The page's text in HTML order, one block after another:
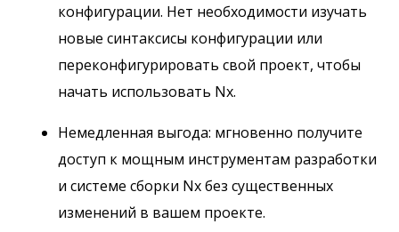
конфигурации. Нет необходимости изучать
новые синтаксисы конфигурации или
переконфигурировать свой проект, чтобы
начать использовать Nx.
Немедленная выгода: мгновенно получите
доступ к мощным инструментам разработки
и системе сборки Nx без существенных
изменений в вашем проекте.